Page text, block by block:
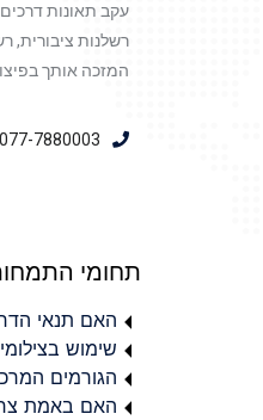
עקב תאונות
רשלנות ציבורית,
המזכה אותך
077-7880003
תחומי
האם תנאי
שימוש
הגורמים
האם באמת